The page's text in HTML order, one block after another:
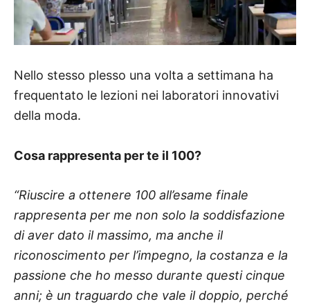
Nello stesso plesso una volta a settimana ha
frequentato le lezioni nei laboratori innovativi
della moda.
Cosa rappresenta per te il 100?
“Riuscire a ottenere 100 all’esame finale
rappresenta per me non solo la soddisfazione
di aver dato il massimo, ma anche il
riconoscimento per l’impegno, la costanza e la
passione che ho messo durante questi cinque
anni; è un traguardo che vale il doppio, perché